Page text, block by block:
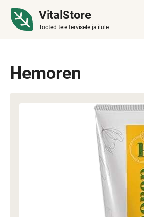
VitalStore
Tooted teie tervisele ja ilule
Hemoren